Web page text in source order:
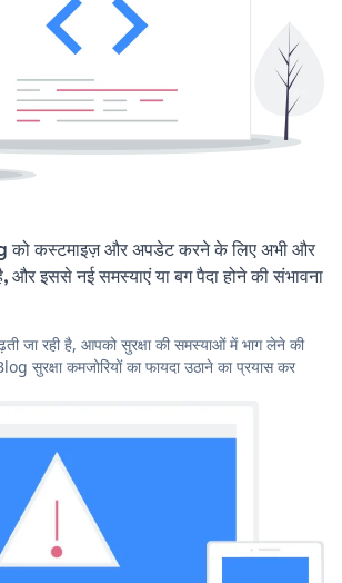
को कस्टमाइज़ और अपडेट करने के लिए अभी और
इससे नई समस्याएं या बग पैदा होने की संभावना
जा रही है, आपको सुरक्षा की समस्याओं में भाग लेने की
सुरक्षा कमजोरियों का फायदा उठाने का प्रयास कर